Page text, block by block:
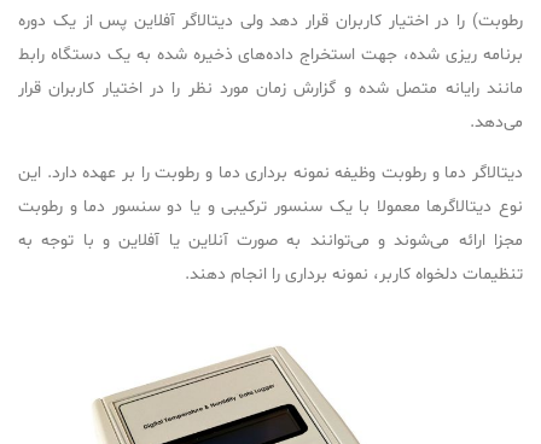
رطوبت) را در اختیار کاربران قرار دهد ولی دیتالاگر آفلاین پس از یک دوره
برنامه ریزی شده، جهت استخراج داده‌های ذخیره شده به یک دستگاه رابط
مانند رایانه متصل شده و گزارش زمان مورد نظر را در اختیار کاربران قرار
می‌دهد.
دیتالاگر دما و رطوبت وظیفه نمونه برداری دما و رطوبت را بر عهده دارد. این
نوع دیتالاگرها معمولا با یک سنسور ترکیبی و یا دو سنسور دما و رطوبت
مجزا ارائه می‌شوند و می‌توانند به صورت آنلاین یا آفلاین و با توجه به
تنظیمات دلخواه کاربر، نمونه برداری را انجام دهند.